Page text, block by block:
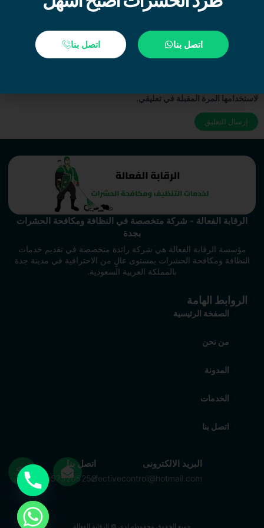
الموقع الإلكتروني
لاستخدامها المرة المقبلة في تعليقي.
الرقابة الفعالة - شركة متخصصة في النظافة ومكافحة الحشرات
بجدة
مؤسسة الرقابة الفعالة هي شركة رائدة متخصصة في تقديم خدمات
النظافة ومكافحة الحشرات بمستوى عالٍ من الاحترافية في مدينة جدة
بالمملكة العربية السعودية.
الروابط الهامة
الصفخة الرئيسية
من نحن
المدونة
الخدمات
اتصل بنا
Get in touchالبريد الالكترونى
efectivecontrol@hotmail.com
اتصل بنا
0575205252
اتصل بنا اتصل بنا